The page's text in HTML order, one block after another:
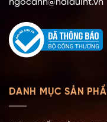
ngocanh@haiauint.vn
DANH MỤC SẢN